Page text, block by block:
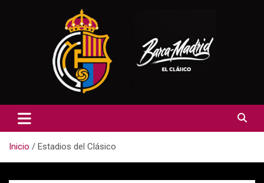
Inicio Estadios del Clásico